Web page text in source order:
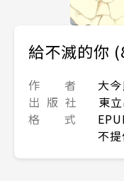
給不滅的你
作 者
大
出 版 社
東
格 式
不